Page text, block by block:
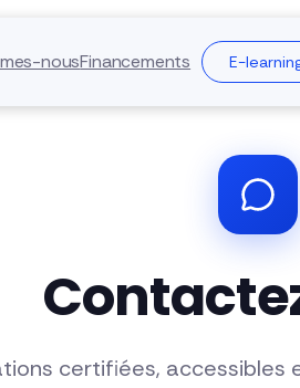
nousFinancements E-
certifiées, accessibles